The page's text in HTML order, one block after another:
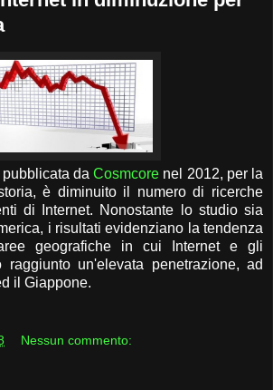
pubblicata daCosmcore nel 2012, per la
è diminuito il numero di ricerche
di Internet. Nonostante lo studio sia
i risultati evidenziano la tendenza
geografiche in cui Internet e gli
raggiunto un'elevata penetrazione, ad
il Giappone.
Nessun commento: